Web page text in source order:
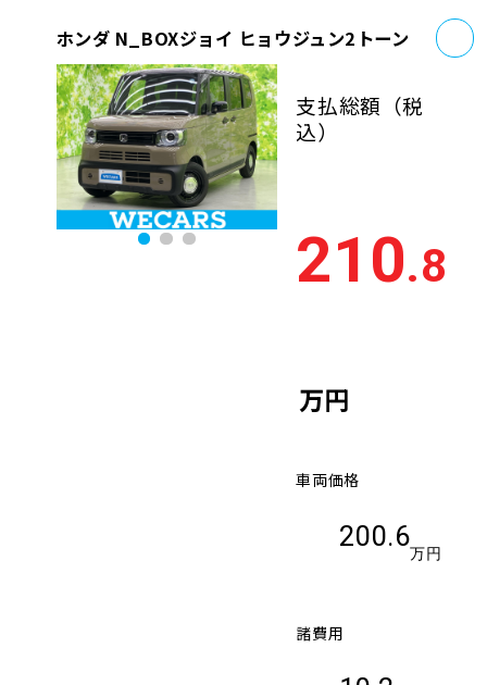
ホンダ N_BOXジョイ ヒョウジュン2トーン
支払総額 （税
込）
210.8
万円
車両価格
200.6
万円
諸費用